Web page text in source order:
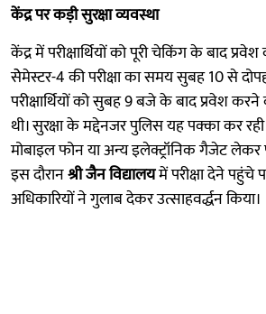
केंद्र पर कड़ी सुरक्षा व्यवस्था
केंद्र में परीक्षार्थियों को पूरी चेकिंग के बाद
सेेमेस्टर-4 की परीक्षा का समय सुबह 10 से
परीक्षार्थियों को सुबह 9 बजे के बाद प्रवेश
थी। सुरक्षा के मद्देनजर पुलिस यह पक्का कर
मोबाइल फोन या अन्य इलेक्ट्रॉनिक गैजेट लेकर
इस दौरानश्री जैन विद्यालयमें परीक्षा देने पहुंचे
अधिकारियों ने गुलाब देकर उत्साहवर्द्धन किया।